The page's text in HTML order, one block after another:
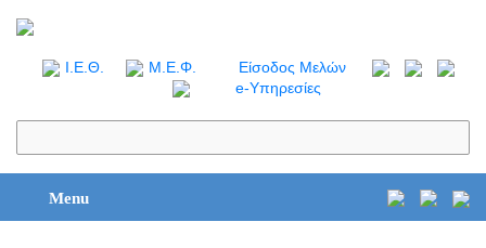
I.Ε.Θ. Μ.Ε.Φ.
Είσοδος Μελών
e-Υπηρεσίες
Menu